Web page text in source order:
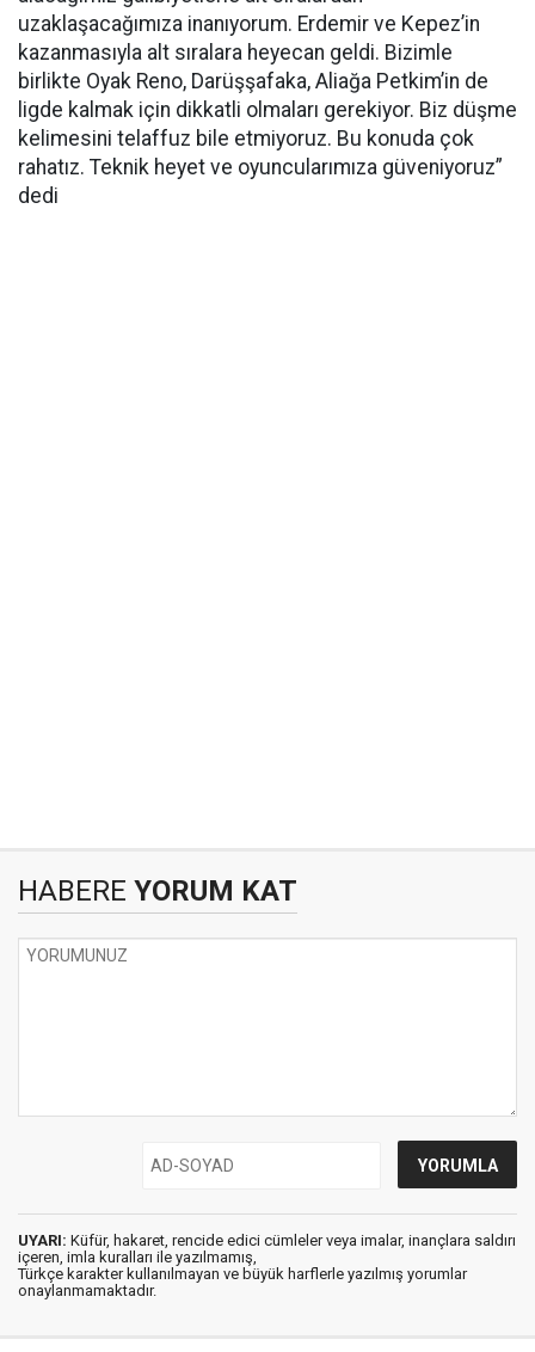
uzaklaşacağımıza inanıyorum. Erdemir ve Kepez’in
kazanmasıyla alt sıralara heyecan geldi. Bizimle
birlikte Oyak Reno, Darüşşafaka, Aliağa Petkim’in de
ligde kalmak için dikkatli olmaları gerekiyor. Biz düşme
kelimesini telaffuz bile etmiyoruz. Bu konuda çok
rahatız. Teknik heyet ve oyuncularımıza güveniyoruz”
dedi
HABERE YORUM KAT
UYARI: Küfür, hakaret, rencide edici cümleler veya imalar, inançlara saldırı
içeren, imla kuralları ile yazılmamış,
Türkçe karakter kullanılmayan ve büyük harflerle yazılmış yorumlar
onaylanmamaktadır.